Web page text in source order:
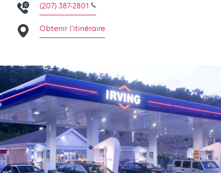
(207) 387-2801
Obtenir l’itinéraire